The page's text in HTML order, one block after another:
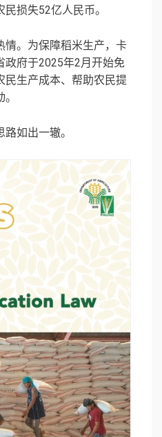
损失52亿人民币。
情。为保障稻米生产，卡
政府于2025年2月开始免
民生产成本、帮助农民提
如出一辙。